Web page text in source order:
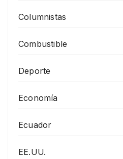
Columnistas
Combustible
Deporte
Economía
Ecuador
EE.UU.